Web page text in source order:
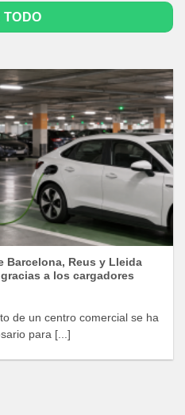
TODO
Barcelona, Reus y Lleida
a los cargadores
de un centro comercial se ha
para [...]